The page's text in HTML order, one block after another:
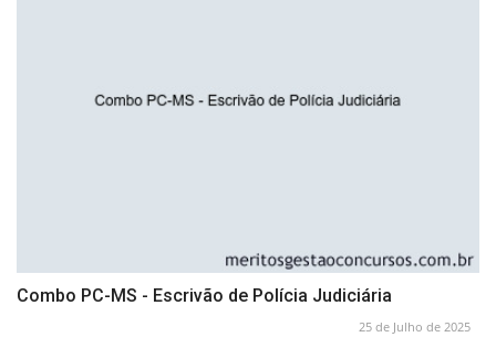
Combo PC-MS - Escrivão de Polícia Judiciária
25 de Julho de 2025